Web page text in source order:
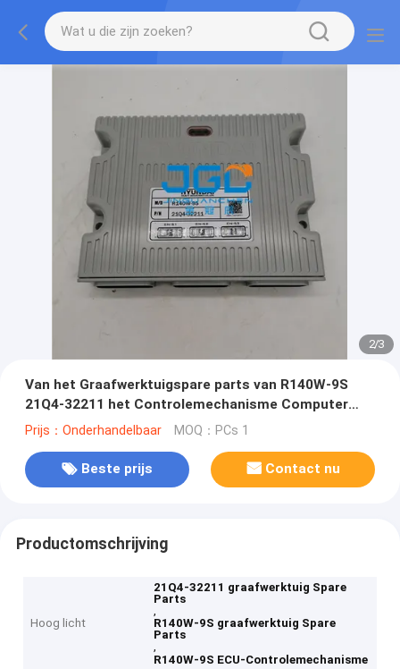
2/3
Van het Graafwerktuigspare parts van R140W-9S
21Q4-32211 het Controlemechanisme Computer
Box van ECU
Prijs：Onderhandelbaar MOQ：PCs 1
Beste prijs Contact nu
Productomschrijving
Hoog licht
21Q4-32211 graafwerktuig Spare
Parts
,
R140W-9S graafwerktuig Spare
Parts
,
R140W-9S ECU-Controlemechanisme